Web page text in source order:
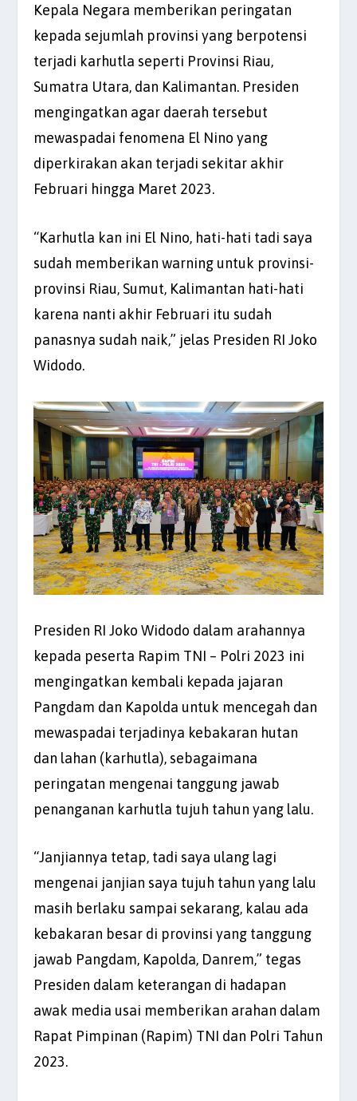
Kepala Negara memberikan peringatan
kepada sejumlah provinsi yang berpotensi
terjadi karhutla seperti Provinsi Riau,
Sumatra Utara, dan Kalimantan. Presiden
mengingatkan agar daerah tersebut
mewaspadai fenomena El Nino yang
diperkirakan akan terjadi sekitar akhir
Februari hingga Maret 2023.
“Karhutla kan ini El Nino, hati-hati tadi saya
sudah memberikan warning untuk provinsi-
provinsi Riau, Sumut, Kalimantan hati-hati
karena nanti akhir Februari itu sudah
panasnya sudah naik,” jelas Presiden RI Joko
Widodo.
Presiden RI Joko Widodo dalam arahannya
kepada peserta Rapim TNI – Polri 2023 ini
mengingatkan kembali kepada jajaran
Pangdam dan Kapolda untuk mencegah dan
mewaspadai terjadinya kebakaran hutan
dan lahan (karhutla), sebagaimana
peringatan mengenai tanggung jawab
penanganan karhutla tujuh tahun yang lalu.
“Janjiannya tetap, tadi saya ulang lagi
mengenai janjian saya tujuh tahun yang lalu
masih berlaku sampai sekarang, kalau ada
kebakaran besar di provinsi yang tanggung
jawab Pangdam, Kapolda, Danrem,” tegas
Presiden dalam keterangan di hadapan
awak media usai memberikan arahan dalam
Rapat Pimpinan (Rapim) TNI dan Polri Tahun
2023.